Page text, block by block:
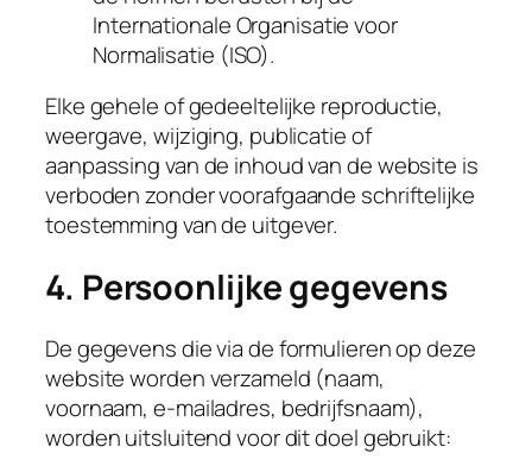
Internationale Organisatie voor
Normalisatie (ISO).
Elke gehele of gedeeltelijke reproductie,
weergave, wijziging, publicatie of
aanpassing van de inhoud van de website is
verboden zonder voorafgaande schriftelijke
toestemming van de uitgever.
4. Persoonlijke gegevens
De gegevens die via de formulieren op deze
website worden verzameld (naam,
voornaam, e-mailadres, bedrijfsnaam),
worden uitsluitend voor dit doel gebruikt: